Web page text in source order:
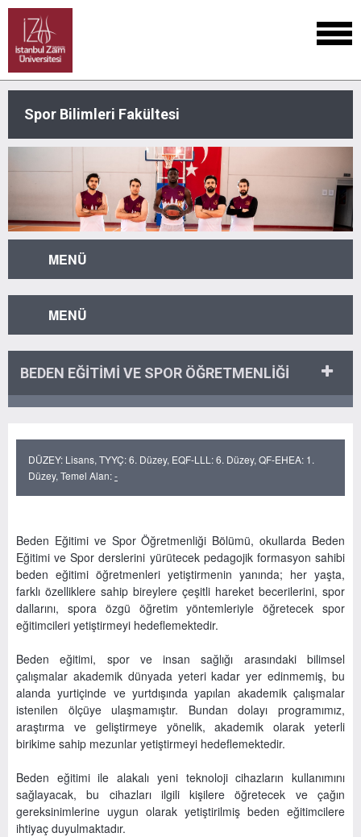
Spor Bilimleri Fakültesi
MENÜ
MENÜ
BEDEN EĞİTİMİ VE SPOR ÖĞRETMENLİĞİ
DÜZEY: Lisans, TYYÇ: 6. Düzey, EQF-LLL: 6. Düzey, QF-EHEA: 1.
Düzey, Temel Alan:-
Beden Eğitimi ve Spor Öğretmenliği Bölümü, okullarda Beden
Eğitimi ve Spor derslerini yürütecek pedagojik formasyon sahibi
beden eğitimi öğretmenleri yetiştirmenin yanında; her yaşta,
farklı özelliklere sahip bireylere çeşitli hareket becerilerini, spor
dallarını, spora özgü öğretim yöntemleriyle öğretecek spor
eğitimcileri yetiştirmeyi hedeflemektedir.
Beden eğitimi, spor ve insan sağlığı arasındaki bilimsel
çalışmalar akademik dünyada yeteri kadar yer edinmemiş, bu
alanda yurtiçinde ve yurtdışında yapılan akademik çalışmalar
istenilen ölçüye ulaşmamıştır. Bundan dolayı programımız,
araştırma ve geliştirmeye yönelik, akademik olarak yeterli
birikime sahip mezunlar yetiştirmeyi hedeflemektedir.
Beden eğitimi ile alakalı yeni teknoloji cihazların kullanımını
sağlayacak, bu cihazları ilgili kişilere öğretecek ve çağın
gereksinimlerine uygun olarak yetiştirilmiş beden eğitimcilere
ihtiyaç duyulmaktadır.